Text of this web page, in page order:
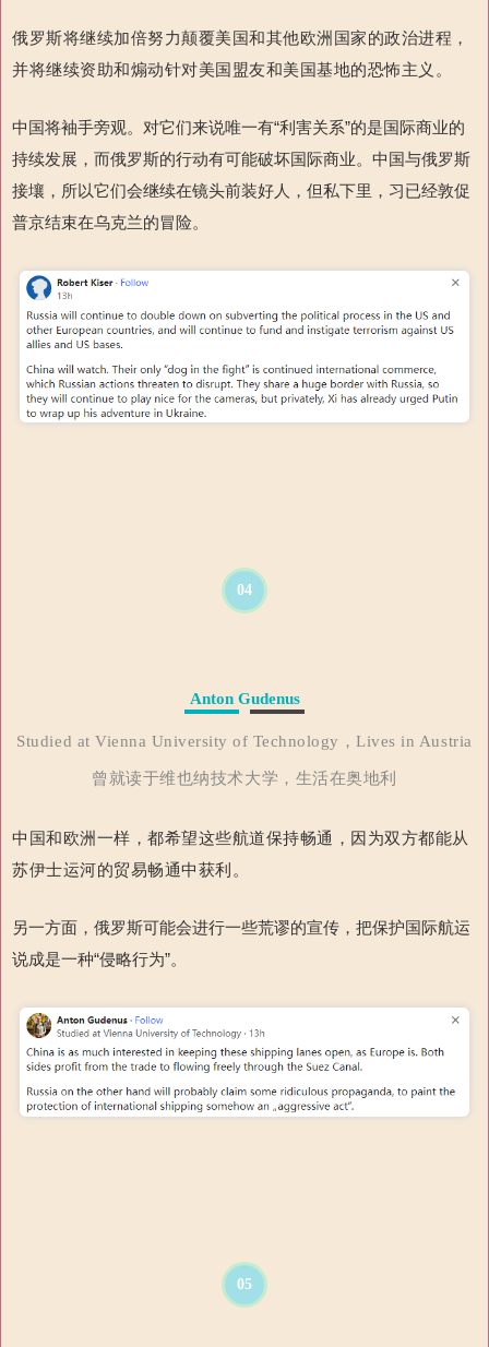
俄罗斯将继续加倍努力颠覆美国和其他欧洲国家的政治进程，
并将继续资助和煽动针对美国盟友和美国基地的恐怖主义。
中国将袖手旁观。对它们来说唯一有“利害关系”的是国际商业的
持续发展，而俄罗斯的行动有可能破坏国际商业。中国与俄罗斯
接壤，所以它们会继续在镜头前装好人，但私下里，习已经敦促
普京结束在乌克兰的冒险。
04
Anton Gudenus
Studied at Vienna University of Technology，Lives in Austria
曾就读于维也纳技术大学，生活在奥地利
中国和欧洲一样，都希望这些航道保持畅通，因为双方都能从
苏伊士运河的贸易畅通中获利。
另一方面，俄罗斯可能会进行一些荒谬的宣传，把保护国际航运
说成是一种“侵略行为”。
05